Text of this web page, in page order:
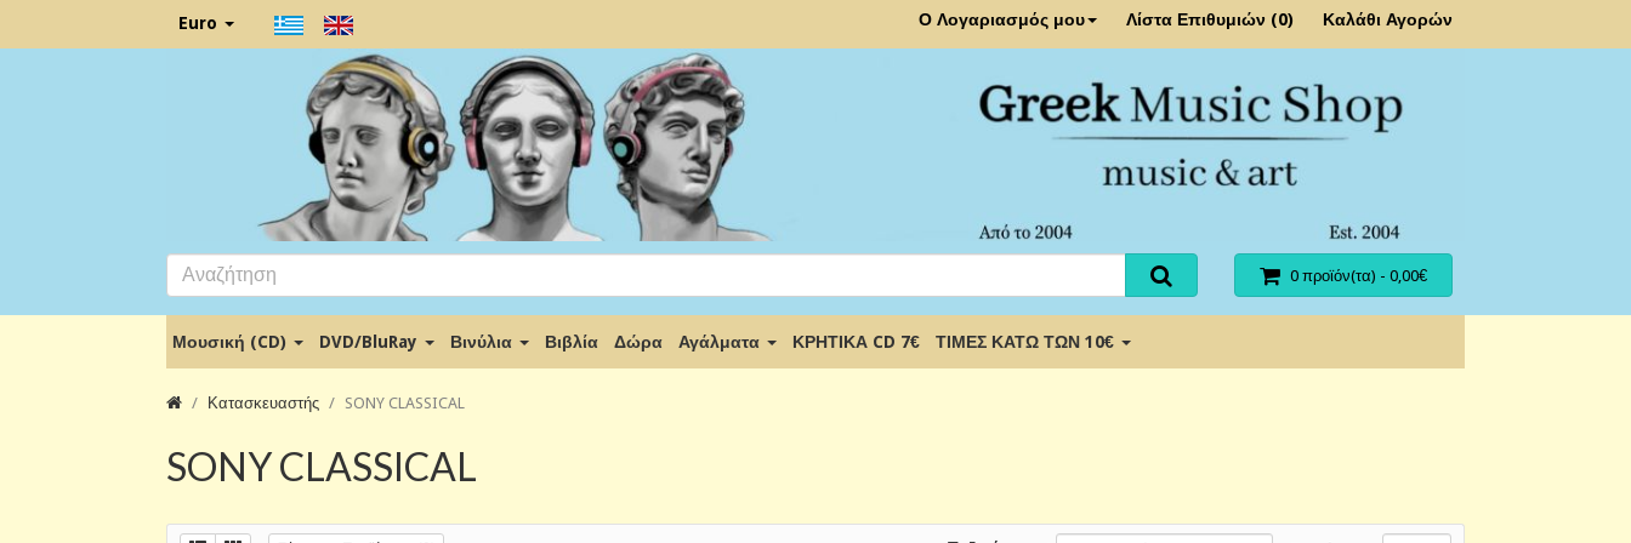
Euro Ο Λογαριασμός μου Λίστα Επιθυμιών (0) Καλάθι Αγορών
0 προϊόν(τα) - 0,00€
Μουσική (CD) DVD/BluRay Βινύλια Βιβλία Δώρα Αγάλματα ΚΡΗΤΙΚΑ CD 7€ ΤΙΜΕΣ ΚΑΤΩ ΤΩΝ 10€
Κατασκευαστής SONY CLASSICAL
SONY CLASSICAL